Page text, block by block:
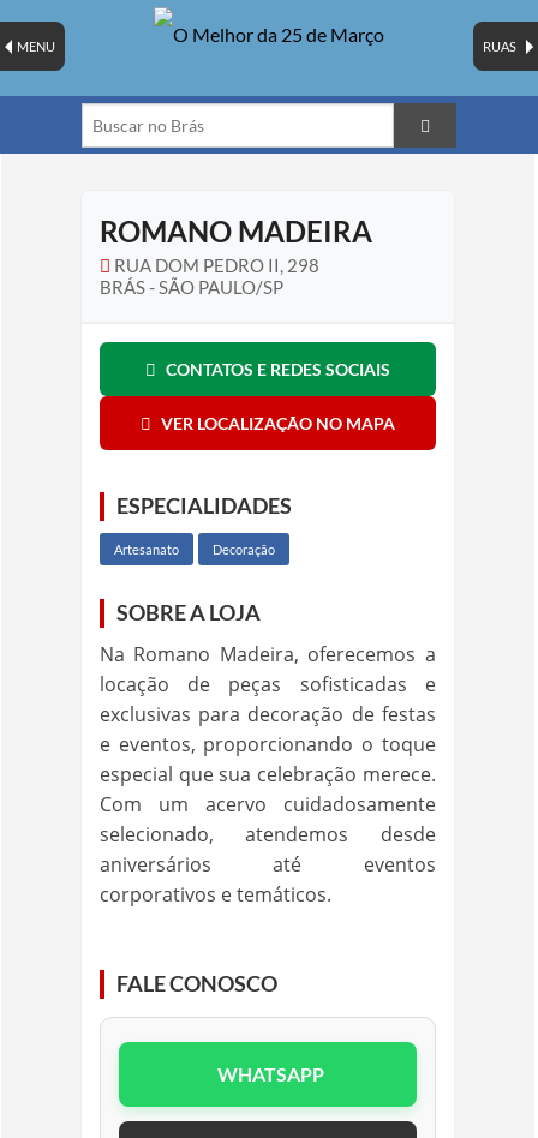
RUAS
MENU
ROMANO MADEIRA
RUA DOM PEDRO II, 298
BRÁS - SÃO PAULO/SP
CONTATOS E REDES SOCIAIS
VER LOCALIZAÇÃO NO MAPA
ESPECIALIDADES
Artesanato Decoração
SOBRE A LOJA
Na Romano Madeira, oferecemos a
locação de peças sofisticadas e
exclusivas para decoração de festas
e eventos, proporcionando o toque
especial que sua celebração merece.
Com um acervo cuidadosamente
selecionado, atendemos desde
aniversários até eventos
corporativos e temáticos.
FALE CONOSCO
WHATSAPP